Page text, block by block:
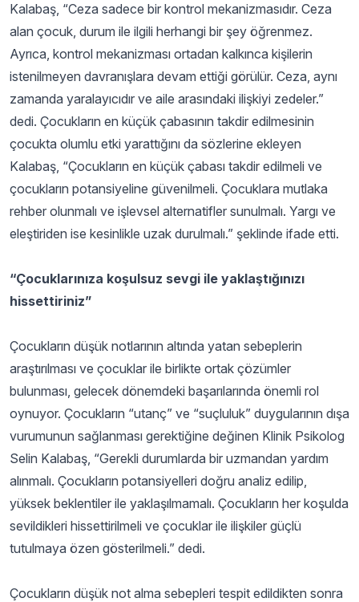
Kalabaş, “Ceza sadece bir kontrol mekanizmasıdır. Ceza
alan çocuk, durum ile ilgili herhangi bir şey öğrenmez.
Ayrıca, kontrol mekanizması ortadan kalkınca kişilerin
istenilmeyen davranışlara devam ettiği görülür. Ceza, aynı
zamanda yaralayıcıdır ve aile arasındaki ilişkiyi zedeler.”
dedi. Çocukların en küçük çabasının takdir edilmesinin
çocukta olumlu etki yarattığını da sözlerine ekleyen
Kalabaş, “Çocukların en küçük çabası takdir edilmeli ve
çocukların potansiyeline güvenilmeli. Çocuklara mutlaka
rehber olunmalı ve işlevsel alternatifler sunulmalı. Yargı ve
eleştiriden ise kesinlikle uzak durulmalı.” şeklinde ifade etti.
“Çocuklarınıza koşulsuz sevgi ile yaklaştığınızı
hissettiriniz”
Çocukların düşük notlarının altında yatan sebeplerin
araştırılması ve çocuklar ile birlikte ortak çözümler
bulunması, gelecek dönemdeki başarılarında önemli rol
oynuyor. Çocukların “utanç” ve “suçluluk” duygularının dışa
vurumunun sağlanması gerektiğine değinen Klinik Psikolog
Selin Kalabaş, “Gerekli durumlarda bir uzmandan yardım
alınmalı. Çocukların potansiyelleri doğru analiz edilip,
yüksek beklentiler ile yaklaşılmamalı. Çocukların her koşulda
sevildikleri hissettirilmeli ve çocuklar ile ilişkiler güçlü
tutulmaya özen gösterilmeli.” dedi.
Çocukların düşük not alma sebepleri tespit edildikten sonra